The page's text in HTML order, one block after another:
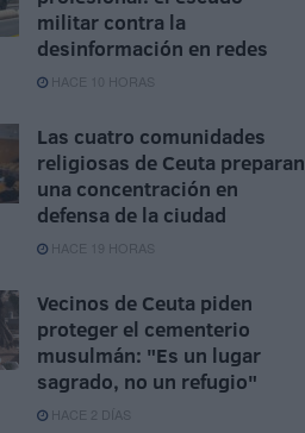
militar contra la
desinformación en redes
HACE 10 HORAS
Las cuatro comunidades
religiosas de Ceuta preparan
una concentración en
defensa de la ciudad
HACE 19 HORAS
Vecinos de Ceuta piden
proteger el cementerio
musulmán: "Es un lugar
sagrado, no un refugio"
HACE 2 DÍAS